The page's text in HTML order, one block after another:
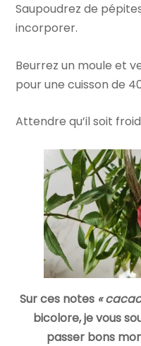
Saupoudrez de
incorporer.
Beurrez un moule et
pour une cuisson de
Attendre qu’il soit
Sur ces notes «
bicolore,je vous
passer bons